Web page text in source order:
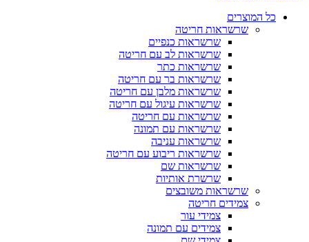
כל המוצרים
שרשראות חריטה
שרשראות כנפיים
שרשראות לב עם חריטה
שרשראות כתר
שרשראות בר עם חריטה
שרשראות מלבן עם חריטה
שרשראות עיגול עם חריטה
שרשראות עם חריטה
שרשראות עם תמונה
שרשראות עניבה
שרשראות ריבוע עם חריטה
שרשראות שם
שרשרת אותיות
שרשראות משובצים
צמידים חריטה
צמידי עור
צמידים עם תמונה